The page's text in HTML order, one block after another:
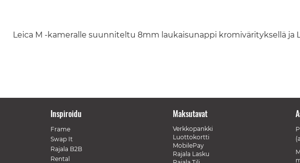
Leica M -kameralle suunniteltu 8mm laukaisunappi kromivärityksellä ja
Inspiroidu
Frame
Swap It
Rajala B2B
Rental
Maksutavat
Verkkopankki
Luottokortti
MobilePay
Rajala Lasku